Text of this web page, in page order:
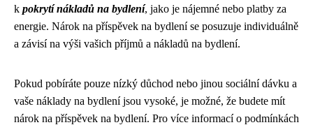
k pokrytí nákladů na bydlení, jako je nájemné nebo platby za
energie. Nárok na příspěvek na bydlení se posuzuje individuálně
a závisí na výši vašich příjmů a nákladů na bydlení.
Pokud pobíráte pouze nízký důchod nebo jinou sociální dávku a
vaše náklady na bydlení jsou vysoké, je možné, že budete mít
nárok na příspěvek na bydlení. Pro více informací o podmínkách